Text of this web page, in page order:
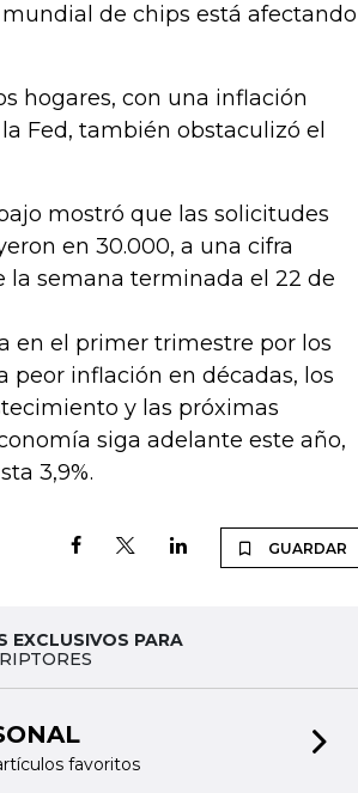
de chips está afectando
hogares, con una inflación
Fed, también obstaculizó el
mostró que las solicitudes
en 30.000, a una cifra
la semana terminada el 22 de
en el primer trimestre por los
peor inflación en décadas, los
y las próximas
siga adelante este año,
3,9%.
GUARDAR
EXCLUSIVOS PARA
favoritos